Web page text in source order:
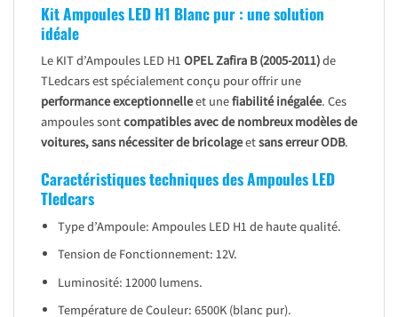
Kit Ampoules LED H1 Blanc pur : une solution
idéale
Le KIT d’Ampoules LED H1 OPEL Zafira B (2005-2011)de
TLedcars est spécialement conçu pour offrir une
performance exceptionnelleet unefiabilité inégalée. Ces
ampoules sontcompatibles avec de nombreux modèles de
voitures, sans nécessiter de bricolageetsans erreur ODB.
Caractéristiques techniques des Ampoules LED
Tledcars
Type d’Ampoule: Ampoules LED H1 de haute qualité.
Tension de Fonctionnement: 12V.
Luminosité: 12000 lumens.
Température de Couleur: 6500K (blanc pur).